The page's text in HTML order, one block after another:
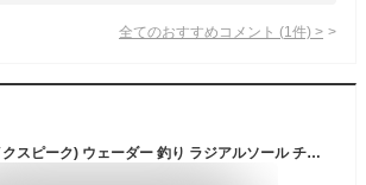
全てのおすすめコメント (1 件) >
PYKES PEAK (パイクスピーク) ウェーダー 釣り ラジアルソール チェストハイ サーフ 選べる2タイプ 完全防水 ナイロン 内側がベタつかない